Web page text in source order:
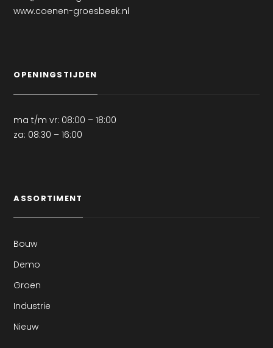
www.coenen-groesbeek.nl
OPENINGSTIJDEN
ma t/m vr: 08:00 – 18:00
za: 08:30 – 16:00
ASSORTIMENT
Bouw
Demo
Groen
Industrie
Nieuw